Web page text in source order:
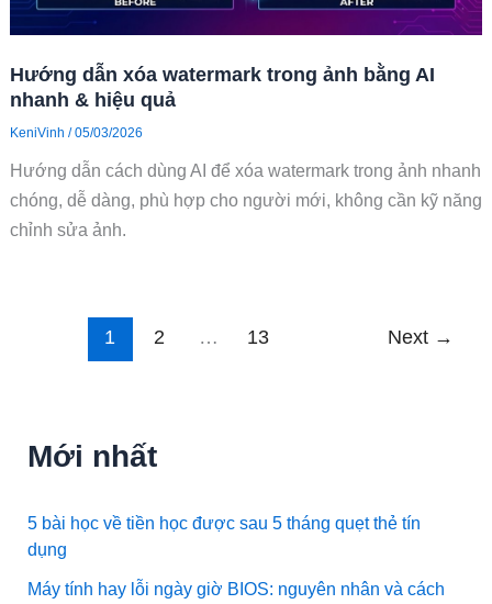
Hướng dẫn xóa watermark trong ảnh bằng AI
nhanh & hiệu quả
KeniVinh /05/03/2026
Hướng dẫn cách dùng AI để xóa watermark trong ảnh nhanh
chóng, dễ dàng, phù hợp cho người mới, không cần kỹ năng
chỉnh sửa ảnh.
1 2 … 13 Next →
Mới nhất
5 bài học về tiền học được sau 5 tháng quẹt thẻ tín
dụng
Máy tính hay lỗi ngày giờ BIOS: nguyên nhân và cách